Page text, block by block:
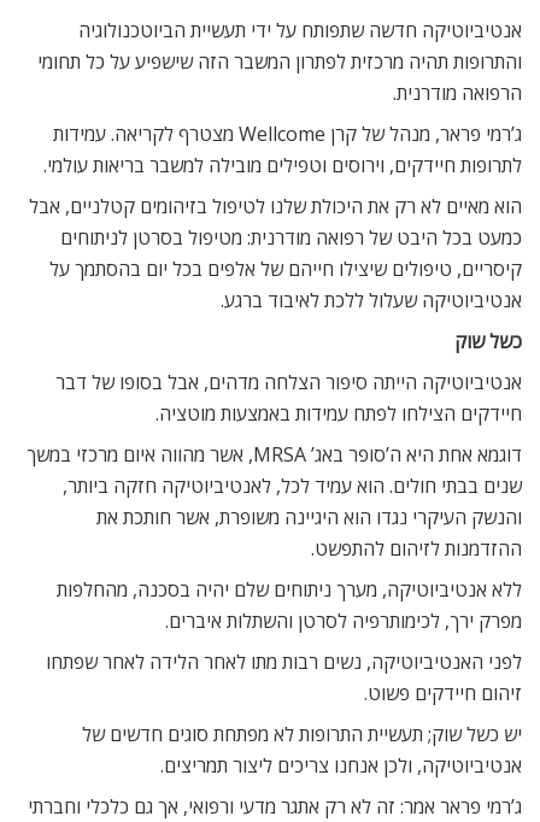
אנטיביוטיקה חדשה שתפותח על ידי תעשיית הביוטכנולוגיה
והתרופות תהיה מרכזית לפתרון המשבר הזה שישפיע על כל תחומי
הרפואה מודרנית.
ג’רמי פראר, מנהל של קרן Wellcome מצטרף לקריאה. עמידות
לתרופות חיידקים, וירוסים וטפילים מובילה למשבר בריאות עולמי.
הוא מאיים לא רק את היכולת שלנו לטיפול בזיהומים קטלניים, אבל
כמעט בכל היבט של רפואה מודרנית: מטיפול בסרטן לניתוחים
קיסריים, טיפולים שיצילו חייהם של אלפים בכל יום בהסתמך על
אנטיביוטיקה שעלול ללכת לאיבוד ברגע.
כשל שוק
אנטיביוטיקה הייתה סיפור הצלחה מדהים, אבל בסופו של דבר
חיידקים הצילחו לפתח עמידות באמצעות מוטציה.
דוגמא אחת היא ה’סופר באג’ MRSA, אשר מהווה איום מרכזי במשך
שנים בבתי חולים. הוא עמיד לכל, לאנטיביוטיקה חזקה ביותר,
והנשק העיקרי נגדו הוא היגיינה משופרת, אשר חותכת את
ההזדמנות לזיהום להתפשט.
ללא אנטיביוטיקה, מערך ניתוחים שלם יהיה בסכנה, מהחלפות
מפרק ירך, לכימותרפיה לסרטן והשתלות איברים.
לפני האנטיביוטיקה, נשים רבות מתו לאחר הלידה לאחר שפתחו
זיהום חיידקים פשוט.
יש כשל שוק; תעשיית התרופות לא מפתחת סוגים חדשים של
אנטיביוטיקה, ולכן אנחנו צריכים ליצור תמריצים.
ג’רמי פראר אמר: זה לא רק אתגר מדעי ורפואי, אך גם כלכלי וחברתי